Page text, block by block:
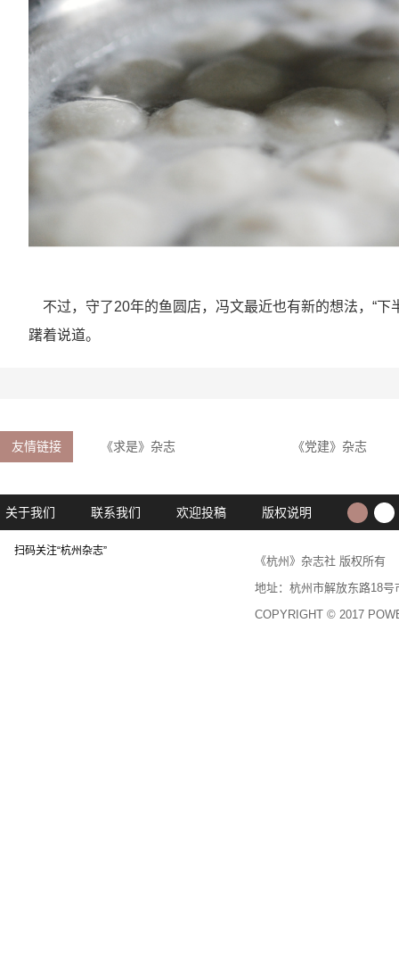
不过，守了20年的鱼圆店，冯文最近也有新的想法，“
躇着说道。
友情链接 《求是》杂志 《党建》杂志
关于我们 联系我们 欢迎投稿 版权说明
《杭州》杂志社 版权所有
地址：杭州市解放东路18
COPYRIGHT © 2017
扫码关注“杭州杂志”